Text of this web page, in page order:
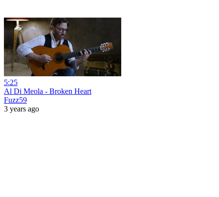
5:25
Al Di Meola - Broken Heart
Fuzz59
3 years ago